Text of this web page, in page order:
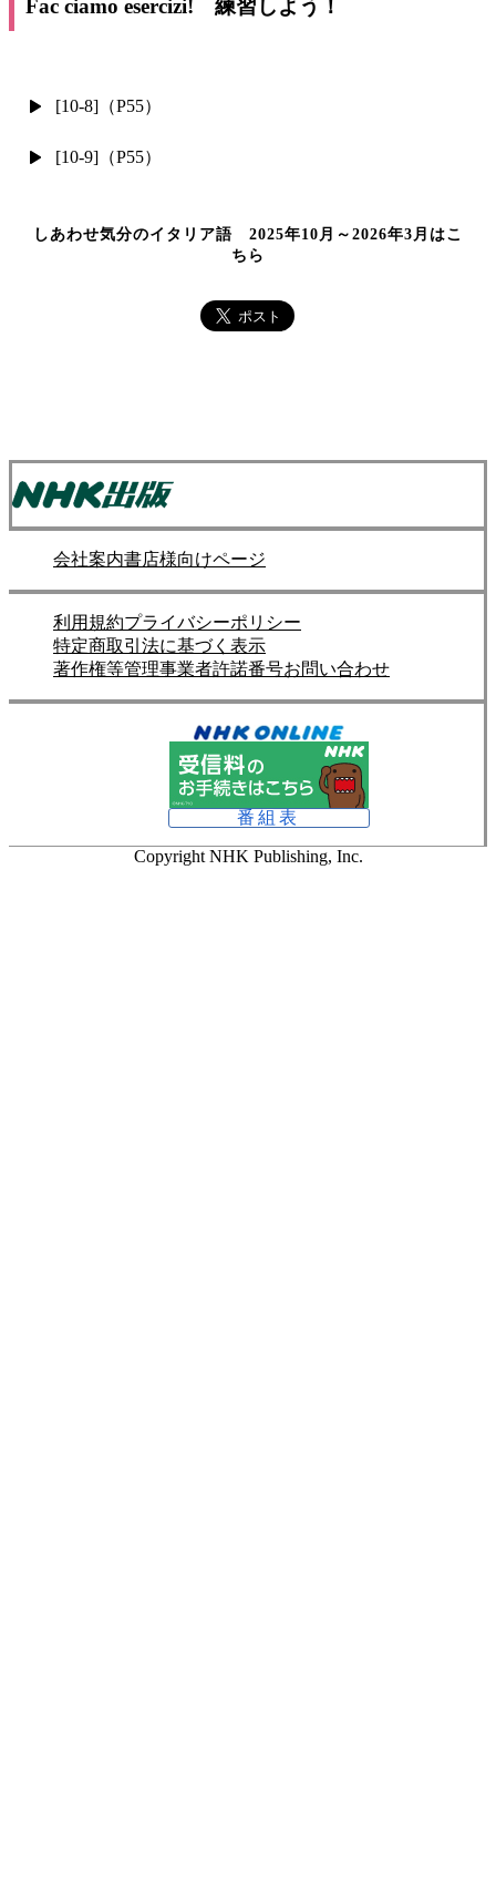
Fac ciamo esercizi! 練習しよう！
[10-8]（P55）
[10-9]（P55）
しあわせ気分のイタリア語 2025年10月～2026年3月はこ
ちら
会社案内書店様向けページ
利用規約プライバシーポリシー
特定商取引法に基づく表示
著作権等管理事業者許諾番号お問い合わせ
番組表
Copyright NHK Publishing, Inc.